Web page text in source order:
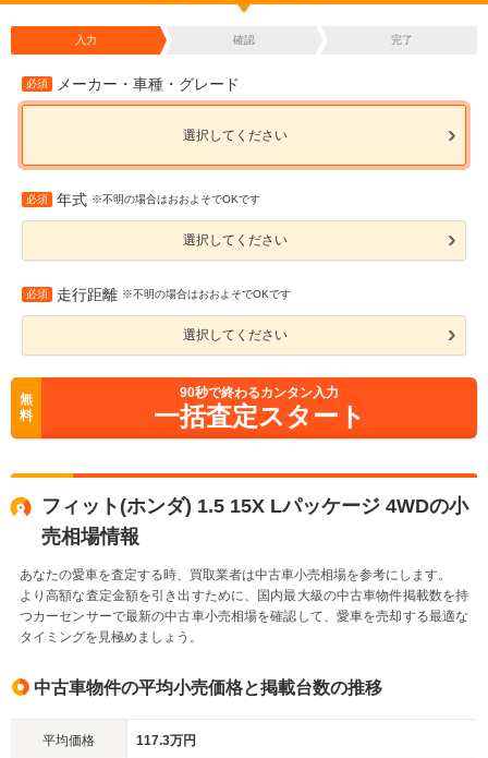
入力 確認 完了
必須 メーカー・車種・グレード
選択してください
必須 年式 ※不明の場合はおおよそでOKです
選択してください
必須 走行距離 ※不明の場合はおおよそでOKです
選択してください
無
料
90秒で終わるカンタン入力
一括査定スタート
フィット(ホンダ) 1.5 15X Lパッケージ 4WDの小
売相場情報
あなたの愛車を査定する時、買取業者は中古車小売相場を参考にします。
より高額な査定金額を引き出すために、国内最大級の中古車物件掲載数を持
つカーセンサーで最新の中古車小売相場を確認して、愛車を売却する最適な
タイミングを見極めましょう。
中古車物件の平均小売価格と掲載台数の推移
平均価格 117.3万円